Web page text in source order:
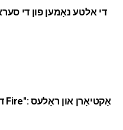
די אלטע נאָמען פון די
די סעריע "טשיקאַגאָ Fire": אַקטיאָרן און ראָלעס